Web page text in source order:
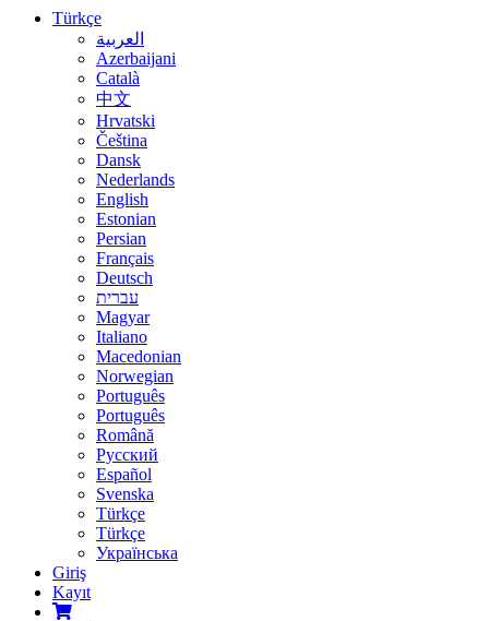
Türkçe
العربية
Azerbaijani
Català
中文
Hrvatski
Čeština
Dansk
Nederlands
English
Estonian
Persian
Français
Deutsch
עברית
Magyar
Italiano
Macedonian
Norwegian
Português
Português
Română
Русский
Español
Svenska
Türkçe
Türkçe
Українська
Giriş
Kayıt